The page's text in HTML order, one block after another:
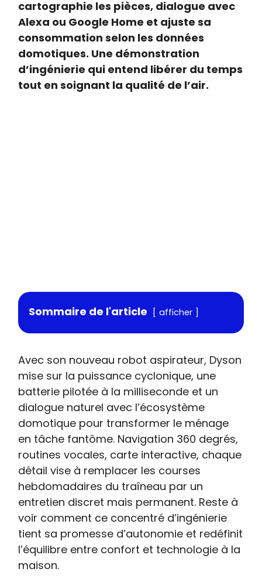
cartographie les pièces, dialogue avec
Alexa ou Google Home et ajuste sa
consommation selon les données
domotiques. Une démonstration
d’ingénierie qui entend libérer du temps
tout en soignant la qualité de l’air.
Sommaire de l'article afficher
Avec son nouveau robot aspirateur, Dyson
mise sur la puissance cyclonique, une
batterie pilotée à la milliseconde et un
dialogue naturel avec l’écosystème
domotique pour transformer le ménage
en tâche fantôme. Navigation 360 degrés,
routines vocales, carte interactive, chaque
détail vise à remplacer les courses
hebdomadaires du traîneau par un
entretien discret mais permanent. Reste à
voir comment ce concentré d’ingénierie
tient sa promesse d’autonomie et redéfinit
l’équilibre entre confort et technologie à la
maison.